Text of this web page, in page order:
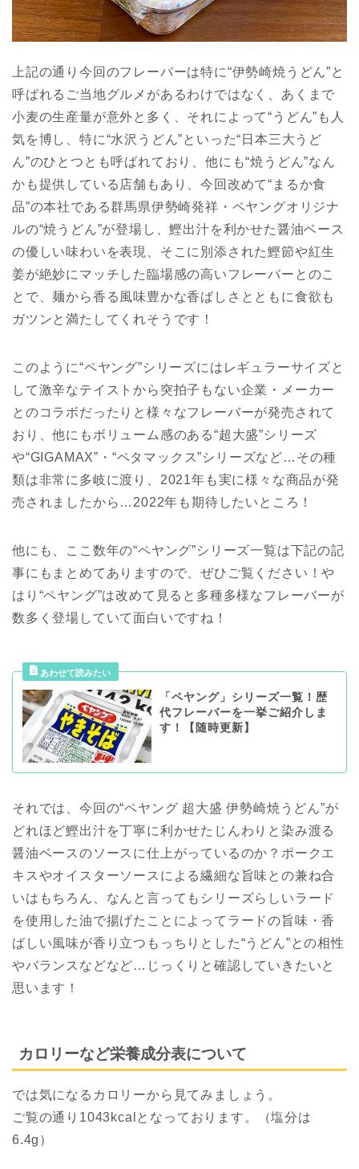
上記の通り今回のフレーバーは特に“伊勢崎焼うどん”と
呼ばれるご当地グルメがあるわけではなく、あくまで
小麦の生産量が意外と多く、それによって“うどん”も人
気を博し、特に“水沢うどん”といった“日本三大うど
ん”のひとつとも呼ばれており、他にも“焼うどん”なん
かも提供している店舗もあり、今回改めて“まるか食
品”の本社である群馬県伊勢崎発祥・ペヤングオリジナ
ルの“焼うどん”が登場し、鰹出汁を利かせた醤油ベース
の優しい味わいを表現、そこに別添された鰹節や紅生
姜が絶妙にマッチした臨場感の高いフレーバーとのこ
とで、麺から香る風味豊かな香ばしさとともに食欲も
ガツンと満たしてくれそうです！
このように“ペヤング”シリーズにはレギュラーサイズと
して激辛なテイストから突拍子もない企業・メーカー
とのコラボだったりと様々なフレーバーが発売されて
おり、他にもボリューム感のある“超大盛”シリーズ
や“GIGAMAX”・“ペタマックス”シリーズなど…その種
類は非常に多岐に渡り、2021年も実に様々な商品が発
売されましたから…2022年も期待したいところ！
他にも、ここ数年の“ペヤング”シリーズ一覧は下記の記
事にもまとめてありますので、ぜひご覧ください！や
はり“ペヤング”は改めて見ると多種多様なフレーバーが
数多く登場していて面白いですね！
「ペヤング」シリーズ一覧！歴
代フレーバーを一挙ご紹介しま
す！【随時更新】
それでは、今回の“ペヤング 超大盛 伊勢崎焼うどん”が
どれほど鰹出汁を丁寧に利かせたじんわりと染み渡る
醤油ベースのソースに仕上がっているのか？ポークエ
キスやオイスターソースによる繊細な旨味との兼ね合
いはもちろん、なんと言ってもシリーズらしいラード
を使用した油で揚げたことによってラードの旨味・香
ばしい風味が香り立つもっちりとした“うどん”との相性
やバランスなどなど…じっくりと確認していきたいと
思います！
カロリーなど栄養成分表について
では気になるカロリーから見てみましょう。
ご覧の通り1043kcalとなっております。（塩分は
6.4g）